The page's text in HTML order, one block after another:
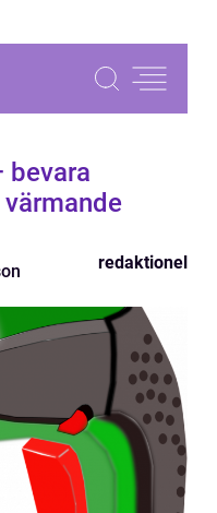
bevara
redaktionel